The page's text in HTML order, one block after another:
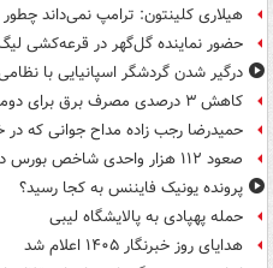
هیلاری کلینتون: ترامپ نمی‌داند چطور
حضور نماینده گل‌گهر در قرعه‌کشی لیگ
درگیر شدن گردشگر اسپانیایی با
کاهش ۳ درصدی مصرف برق برای دومین سال متوالی
حمیدرضا رجب زاده مداح جوانی که در
صعود ۱۱۲ هزار واحدی شاخص بورس در معاملات امروز
پرونده یونیک فایننس به کجا رسید؟
حمله پهپادی به پالایشگاه لیبی
هدایای روز خبرنگار ۱۴۰۵ اعلام شد